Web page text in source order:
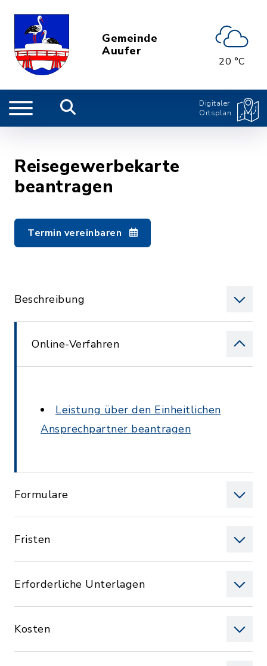
Gemeinde
Auufer
20 °C
Digitaler
Ortsplan
Reisegewerbekarte
beantragen
Termin vereinbaren
Beschreibung
Online-Verfahren
Leistung über den Einheitlichen
Ansprechpartner beantragen
Formulare
Fristen
Erforderliche Unterlagen
Kosten